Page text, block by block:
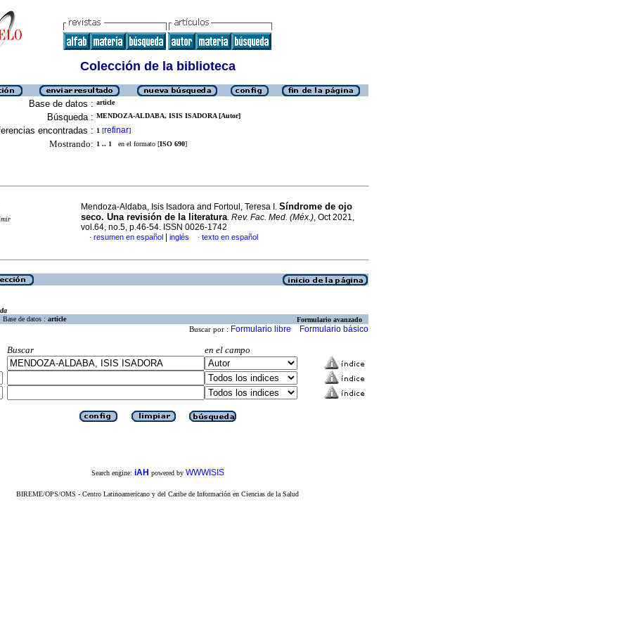
Colección de la biblioteca
Base de datos : article
Búsqueda : MENDOZA-ALDABA, ISIS ISADORA [Autor]
encontradas : 1 [refinar]
Mostrando: 1 .. 1 en el formato [ISO 690]
Mendoza-Aldaba, Isis Isadora and Fortoul, Teresa I. Síndrome de ojo
seco. Una revisión de la literatura. Rev. Fac. Med. (Méx.), Oct 2021,
vol.64, no.5, p.46-54. ISSN 0026-1742
· resumen en español inglés · texto en español
Base de datos : article Formulario avanzado
Buscar por : Formulario libre Formulario básico
Buscar
en el campo
Search engine: iAH powered by WWWISIS
BIREME/OPS/OMS - Centro Latinoamericano y del Caribe de Información en Ciencias de la Salud